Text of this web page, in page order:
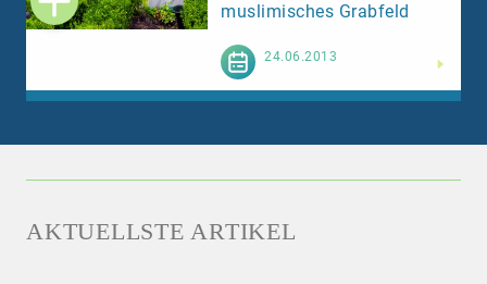
muslimisches Grabfeld
24.06.2013
AKTUELLSTE ARTIKEL